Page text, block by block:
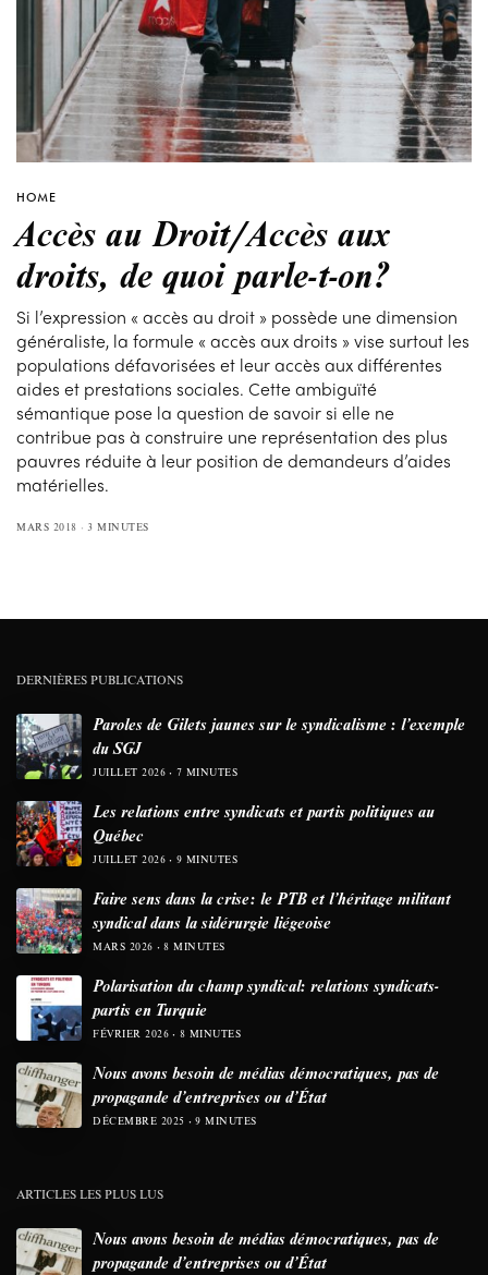
HOME
Accès au Droit/Accès aux
droits, de quoi parle-t-on?
Si l’expression « accès au droit » possède une dimension
généraliste, la formule « accès aux droits » vise surtout les
populations défavorisées et leur accès aux différentes
aides et prestations sociales. Cette ambiguïté
sémantique pose la question de savoir si elle ne
contribue pas à construire une représentation des plus
pauvres réduite à leur position de demandeurs d’aides
matérielles.
MARS 2018 3 MINUTES
DERNIÈRES PUBLICATIONS
Paroles de Gilets jaunes sur le syndicalisme : l’exemple
du SGJ
JUILLET 2026 7 MINUTES
Les relations entre syndicats et partis politiques au
Québec
JUILLET 2026 9 MINUTES
Faire sens dans la crise: le PTB et l’héritage militant
syndical dans la sidérurgie liégeoise
MARS 2026 8 MINUTES
Polarisation du champ syndical: relations syndicats-
partis en Turquie
FÉVRIER 2026 8 MINUTES
Nous avons besoin de médias démocratiques, pas de
propagande d’entreprises ou d’État
DÉCEMBRE 2025 9 MINUTES
ARTICLES LES PLUS LUS
Nous avons besoin de médias démocratiques, pas de
propagande d’entreprises ou d’État